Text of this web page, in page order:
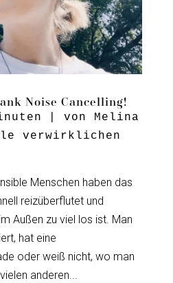
Noise Cancelling!
| von Melina
verwirklichen
Menschen haben das
reizüberflutet und
Außen zu viel los ist. Man
hat eine
oder weiß nicht, wo man
anderen...